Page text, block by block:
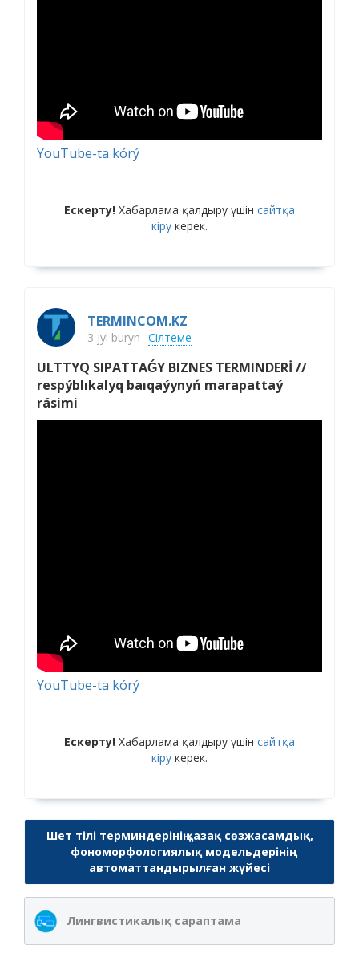
YouTube-ta kórý
Ескерту! Хабарлама қалдыру үшін сайтқа
кіру керек.
TERMINCOM.KZ
3 jyl buryn Сілтеме
ULTTYQ SIPATTAǴY BIZNES TERMINDERİ //
respýblıkalyq baıqaýynyń marapattaý
rásimi
YouTube-ta kórý
Ескерту! Хабарлама қалдыру үшін сайтқа
кіру керек.
Шет тілі терминдерінің қазақ сөзжасамдық,
фономорфологиялық модельдерінің
автоматтандырылған жүйесі
Лингвистикалық сараптама